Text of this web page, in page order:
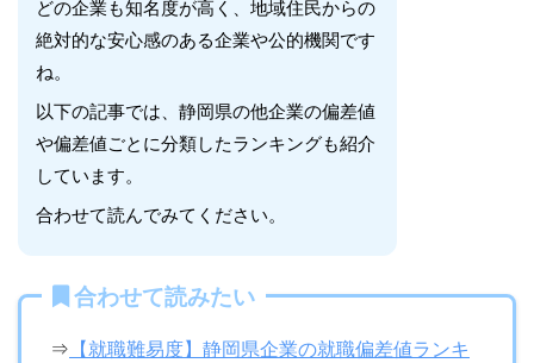
どの企業も知名度が高く、地域住民からの
絶対的な安心感のある企業や公的機関です
ね。
以下の記事では、静岡県の他企業の偏差値
や偏差値ごとに分類したランキングも紹介
しています。
合わせて読んでみてください。
合わせて読みたい
⇒ 【就職難易度】静岡県企業の就職偏差値ランキ